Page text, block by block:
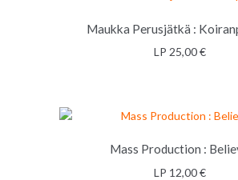
Maukka Perusjätkä :
LP 25,00€
Mass Production :
LP 12,00€